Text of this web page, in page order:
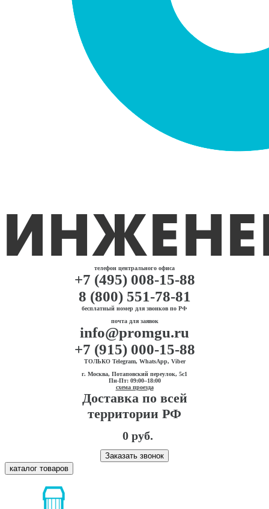
телефон центрального офиса
+7 (495) 008-15-88
8 (800) 551-78-81
бесплатный номер для звонков по РФ
почта для заявок
info@promgu.ru
+7 (915) 000-15-88
ТОЛЬКО Telegram, WhatsApp, Viber
г. Москва, Потаповский переулок, 5с1
Пн-Пт: 09:00–18:00
схема проезда
Доставка по всей
территории РФ
0 руб.
Заказать звонок
каталог товаров